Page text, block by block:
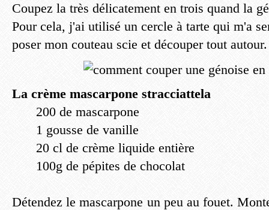
Coupez la très délicatement en trois quand la
Pour cela, j'ai utilisé un cercle à tarte qui m'a
poser mon couteau scie et découper tout autour.
La crème mascarpone stracciattela
200 de mascarpone
1 gousse de vanille
20 cl de crème liquide entière
100g de pépites de chocolat
Détendez le mascarpone un peu au fouet.